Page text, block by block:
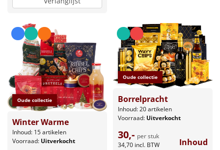
Oude collectie
Winter Warme
Inhoud: 15 artikelen
Voorraad: Uitverkocht
Oude collectie
Borrelpracht
Inhoud: 20 artikelen
Voorraad: Uitverkocht
30,- per stuk
34,70 incl. BTW Inhoud